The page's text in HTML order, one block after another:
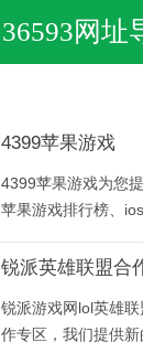
36593网址
4399苹果游戏
4399苹果游戏为您
苹果游戏排行榜、
玩的苹果游戏尽在
锐派英雄联盟合
锐派游戏网lol英雄
作专区，我们提供新